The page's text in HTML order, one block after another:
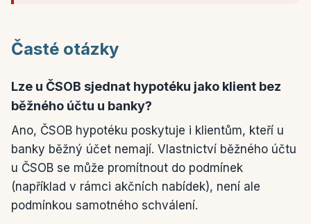
Časté otázky
Lze u ČSOB sjednat hypotéku jako klient bez
běžného účtu u banky?
Ano, ČSOB hypotéku poskytuje i klientům, kteří u
banky běžný účet nemají. Vlastnictví běžného účtu
u ČSOB se může promítnout do podmínek
(například v rámci akčních nabídek), není ale
podmínkou samotného schválení.